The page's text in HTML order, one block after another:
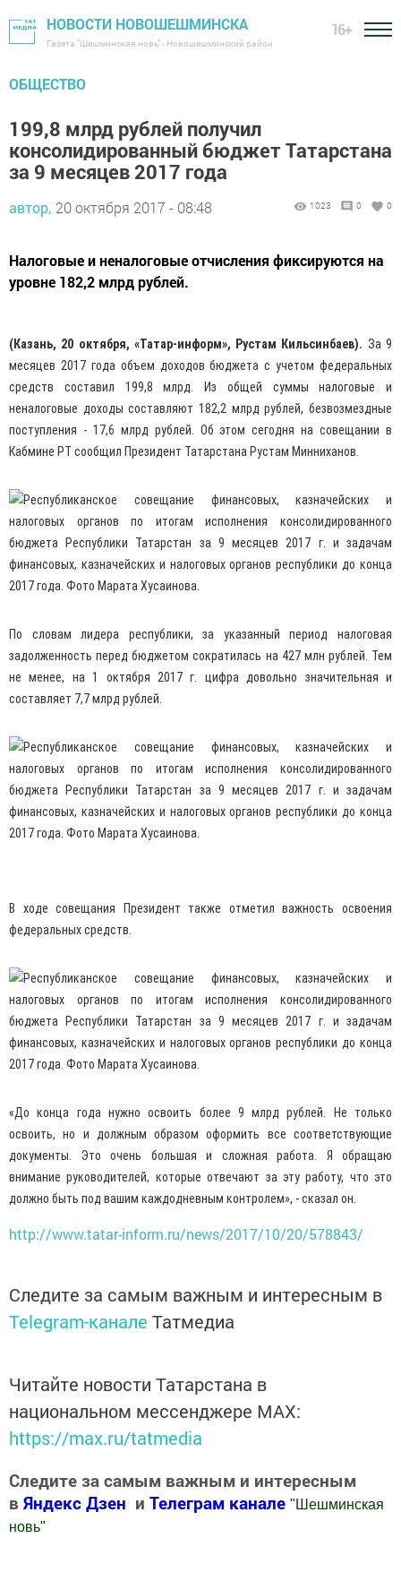
НОВОСТИ НОВОШЕШМИНСКА
Газета "Шешминская новь" - Новошешминский район
16+
ОБЩЕСТВО
199,8 млрд рублей получил
консолидированный бюджет Татарстана
за 9 месяцев 2017 года
автор, 20 октября 2017 - 08:48 1023 0 0
Налоговые и неналоговые отчисления фиксируются на
уровне 182,2 млрд рублей.
(Казань, 20 октября, «Татар-информ», Рустам Кильсинбаев). За 9
месяцев 2017 года объем доходов бюджета с учетом федеральных
средств составил 199,8 млрд. Из общей суммы налоговые и
неналоговые доходы составляют 182,2 млрд рублей, безвозмездные
поступления - 17,6 млрд рублей. Об этом сегодня на совещании в
Кабмине РТ сообщил Президент Татарстана Рустам Минниханов.
По словам лидера республики, за указанный период налоговая
задолженность перед бюджетом сократилась на 427 млн рублей. Тем
не менее, на 1 октября 2017 г. цифра довольно значительная и
составляет 7,7 млрд рублей.
В ходе совещания Президент также отметил важность освоения
федеральных средств.
«До конца года нужно освоить более 9 млрд рублей. Не только
освоить, но и должным образом оформить все соответствующие
документы. Это очень большая и сложная работа. Я обращаю
внимание руководителей, которые отвечают за эту работу, что это
должно быть под вашим каждодневным контролем», - сказал он.
http://www.tatar-inform.ru/news/2017/10/20/578843/
Следите за самым важным и интересным в
Telegram-канале Татмедиа
Читайте новости Татарстана в
национальном мессенджере MАХ:
https://max.ru/tatmedia
Следите за самым важным и интересным
в Яндекс Дзен и Телеграм канале " Шешминская
новь"